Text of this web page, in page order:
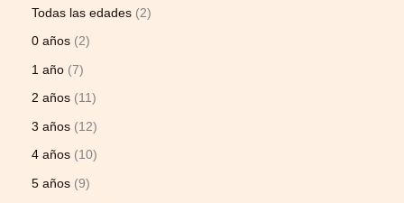
Todas las edades
2
0 años 2
1 año 7
2 años
11
3 años
12
4 años
10
5 años 9